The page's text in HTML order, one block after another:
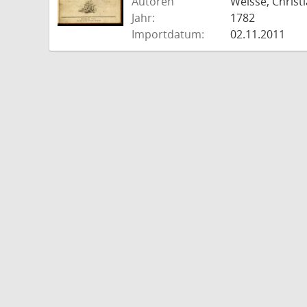
Jahr:
1782
Importdatum:
02.11.2011